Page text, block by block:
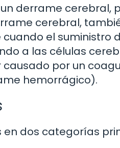
derrame cerebral,
cerebral,
el suministro
a las células
por un
hemorrágico).
dos categorías